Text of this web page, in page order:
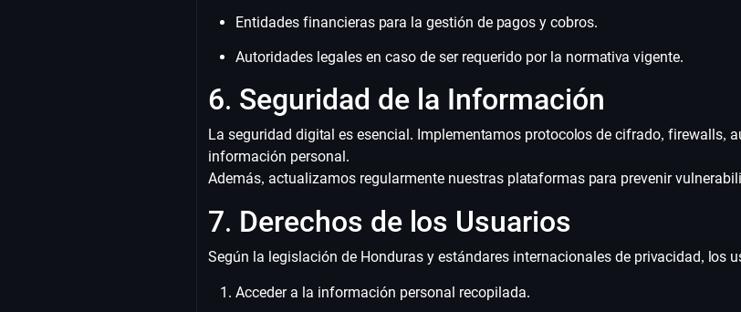
Entidades financieras para la gestión de pagos y cobros.
Autoridades legales en caso de ser requerido por la normativa vigente.
6. Seguridad de la Información
La seguridad digital es esencial. Implementamos protocolos de cifrado, firewalls,
información personal.
Además, actualizamos regularmente nuestras plataformas para prevenir
7. Derechos de los Usuarios
Según la legislación de Honduras y estándares internacionales de privacidad, los
Acceder a la información personal recopilada.